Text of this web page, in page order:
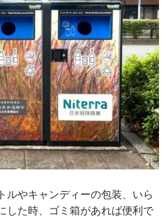
やキャンディーの包装、いら
した時、ゴミ箱があれば便利で